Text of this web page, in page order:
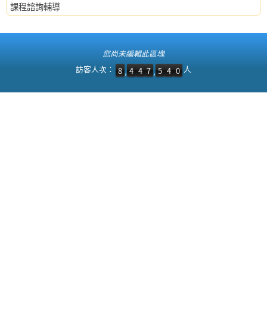
課程諮詢輔導
您尚未編輯此區塊
訪客人次：8,447,540 人
訪客人次： 8 , 4 4 7 , 5 4 0 人